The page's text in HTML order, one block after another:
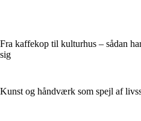
Fra kaffekop til kulturhus – sådan
sig
Kunst og håndværk som spejl af